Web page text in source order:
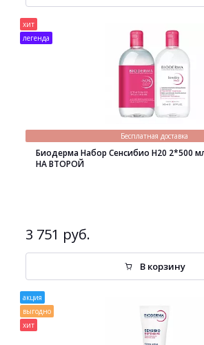
хит
легенда
Бесплатная доставка
Биодерма Набор Сенсибио H20 2*500
НА ВТОРОЙ
3 751 руб.
В корзину
акция
выгодно
хит